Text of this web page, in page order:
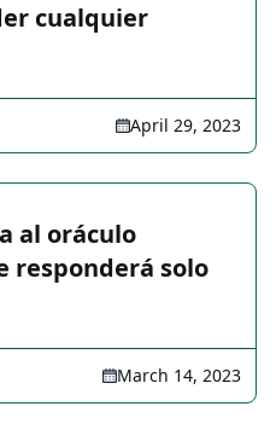
cualquier
April 29, 2023
al oráculo
responderá solo
March 14, 2023